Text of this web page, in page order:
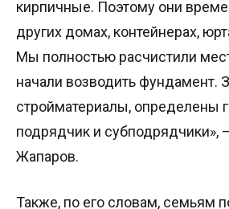
кирпичные. Поэтому они
других домах, контейнерах,
Мы полностью расчистили
начали возводить фундамент.
стройматериалы, определены
подрядчик и субподрядчики»,
Жапаров.
Также, по его словам, семьям